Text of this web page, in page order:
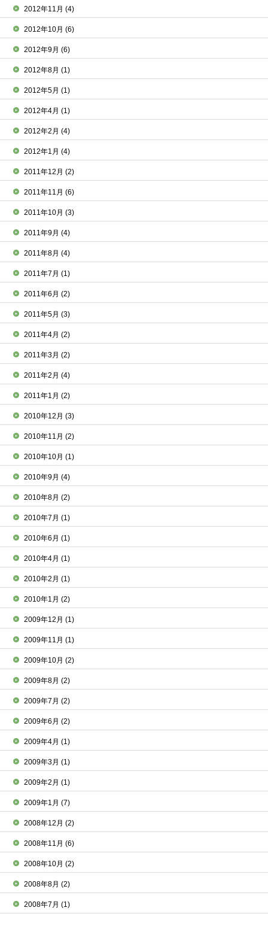
2012年11月(4)
2012年10月(6)
2012年9月(6)
2012年8月(1)
2012年5月(1)
2012年4月(1)
2012年2月(4)
2012年1月(4)
2011年12月(2)
2011年11月(6)
2011年10月(3)
2011年9月(4)
2011年8月(4)
2011年7月(1)
2011年6月(2)
2011年5月(3)
2011年4月(2)
2011年3月(2)
2011年2月(4)
2011年1月(2)
2010年12月(3)
2010年11月(2)
2010年10月(1)
2010年9月(4)
2010年8月(2)
2010年7月(1)
2010年6月(1)
2010年4月(1)
2010年2月(1)
2010年1月(2)
2009年12月(1)
2009年11月(1)
2009年10月(2)
2009年8月(2)
2009年7月(2)
2009年6月(2)
2009年4月(1)
2009年3月(1)
2009年2月(1)
2009年1月(7)
2008年12月(2)
2008年11月(6)
2008年10月(2)
2008年8月(2)
2008年7月(1)